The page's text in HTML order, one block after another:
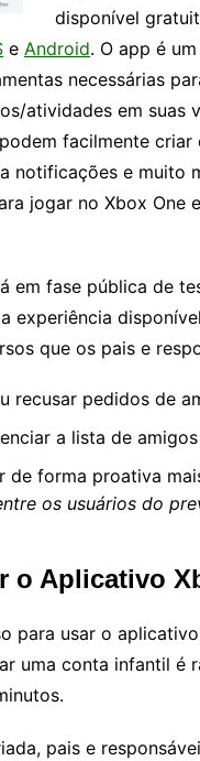
disponível
e Android. O app é
necessárias
atividades em suas
facilmente
notificações e muito
jogar no Xbox One
em fase pública de
experiência
que os pais e
recusar pedidos de
a lista de
de forma proativa
os usuários do
o Aplicativo
para usar o
uma conta infantil é
pais e